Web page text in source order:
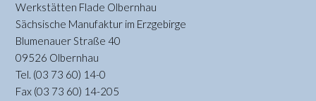
Werkstätten Flade Olbernhau
Sächsische Manufaktur im Erzgebirge
Blumenauer Straße 40
09526 Olbernhau
Tel. (03 73 60) 14-0
Fax (03 73 60) 14-205